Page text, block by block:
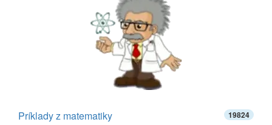
Príklady z matematiky 19824